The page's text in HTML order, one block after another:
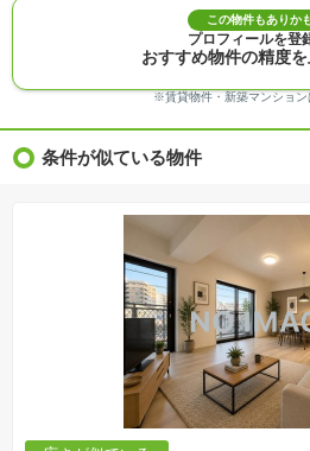
※建築条件付き土地価格には、建物価格は含まれませ
※物件情報は、原則として情報提供日の２日前に最終確
※完成予想図はいずれも外構、植栽、外観等実際のも
※モデルルーム・モデルハウス・展示場・ショールー
※ＣＧ合成の画像の場合、実際とは多少異なる場合が
※物件特徴：販売戸数が複数の物件は、全ての住戸に該
※価格更新：物件価格が変更された日から１週間表示さ
※建築条件土地の情報内に掲載されている、建物プラ
の一例であって、プランの採用可否は任意です。
※土地（建築条件なし）で「建物プラン例」が表記し
負会社によるもので、当該建築請負会社以外で建てた
とは限りません。また建築請負会社を特定するものでは
※建築条件付き土地とは、その土地に建築する建物の
ことを条件として売買される土地のことをいいます。
協議するため、土地購入者が自己の希望する建物の設
交渉期間が設定され、その期間内で希望を満たすプラ
します。なお、この期間は概ね3ヶ月程度とされていま
負契約が成立しない場合、土地売買契約は白紙に戻り
手付金など）は名目のいかんに関わらず、全て返却され
※課税対象物件の「価格」や「費用等」は消費税込み
※「本体価格」とは、課税対象物件においては「消費
この物件もありか
プロフィールを登
おすすめ物件の精度を
※賃貸物件・新築マンション
条件が似ている物件